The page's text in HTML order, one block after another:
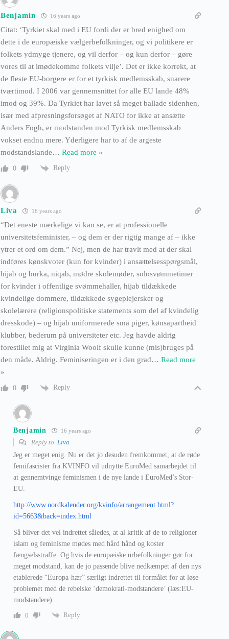
Benjamin 16 years ago
Citat: ‘Tyrkiet skal med i EU fordi der er bred enighed om
dette i de europæiske vælgerbefolkninger, og vi politikere er
folkets ydmyge tjenere, og vil derfor – og kun derfor – gøre
vores til at imødekomme folkets vilje’. Det er ikke korrekt, at
de fleste EU-borgere er for et tyrkisk medlemsskab, snarere
tværtimod. I 2006 var gennemsnittet for alle EU lande 48%
imod og 39%. Da Tyrkiet har lavet så meget ballade sidenhen,
især med afpresningsforsøget af NATO for ikke at ansætte
Anders Fogh, er modstanden mod Tyrkisk medlemsskab
vokset endnu mere. Yderligere har to af de argeste
modstandslande… Read more »
0 Reply
Liva 16 years ago
“Det eneste mærkelige vi kan se, er at professionelle
universitetsfeminister, – og dem er der rigtig mange af – ikke
ytrer et ord om dem.” Nej, men de har travlt med at der skal
indføres kønskvoter (kun for kvinder) i ansættelsesspørgsmål,
hijab og burka, niqab, mødre skolemøder, solosvømmetimer
for kvinder i offentlige svømmehaller, hijab tildækkede
kvindelige dommere, tildækkede sygeplejersker og
skolelærere (religionspolitiske statements som del af kvindelig
dresskode) – og hijab uniformerede små piger, kønsapartheid
klubber, bederum på universiteter etc. Jeg havde aldrig
forestillet mig at Virginia Woolf skulle kunne (mis)bruges på
den måde. Aldrig. Feminiseringen er i den grad… Read more
»
0 Reply
Benjamin 16 years ago
Reply to Liva
Jeg er meget enig. Nu er det jo desuden fremkommet, at de røde
femifascister fra KVINFO vil udnytte EuroMed samarbejdet til
at gennemtvinge feminismen i de nye lande i EuroMed’s Stor-
EU.
http://www.nordkalender.org/kvinfo/arrangement.html?
id=5663&back=index.html
Så bliver det vel indrettet således, at al kritik af de to religioner
islam og feminisme mødes med hård hånd og koster
fængselsstraffe. Og hvis de europæiske urbefolkninger gør for
meget modstand, kan de jo passende blive nedkæmpet af den nys
etablerede “Europa-hær” særligt indrettet til formålet for at løse
problemet med de rebelske ‘demokrati-modstandere’ (læs:EU-
modstandere).
0
Reply